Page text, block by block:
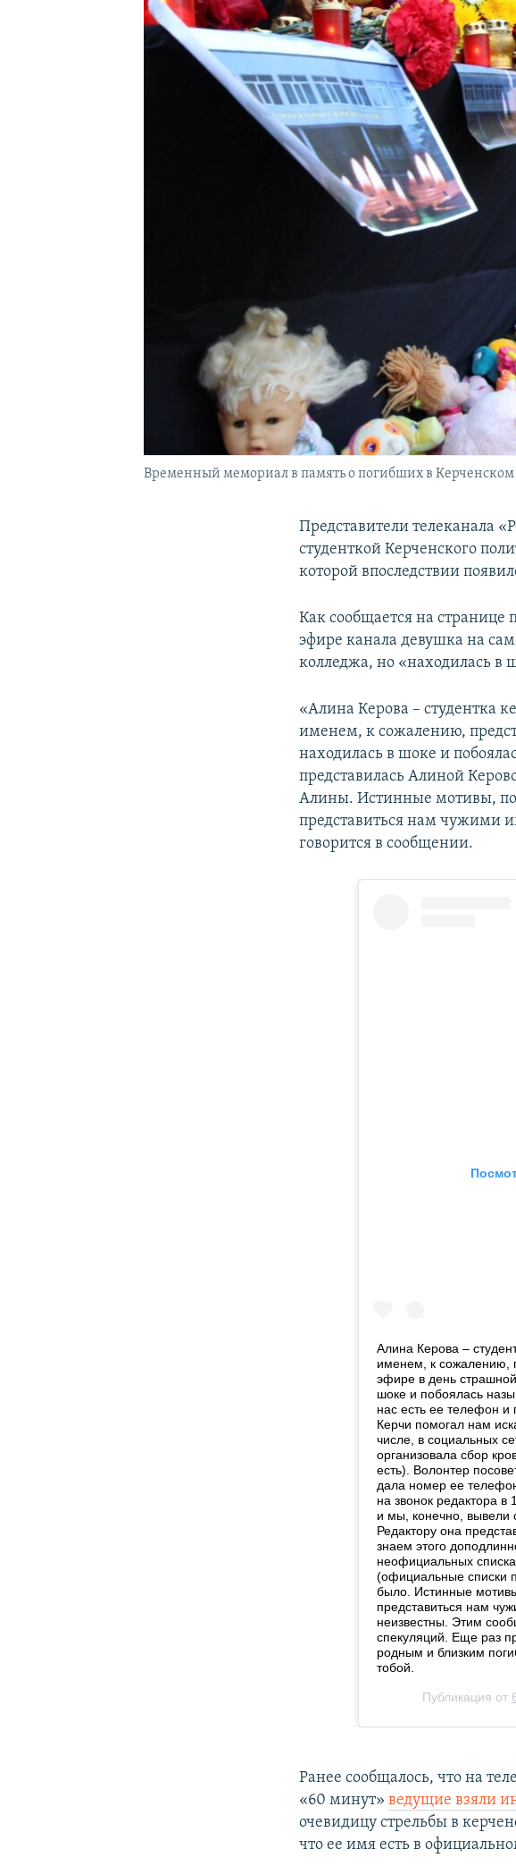
Временный мемориал в память о погибших в
Представители телеканала
студенткой Керченского
которой впоследствии
Как сообщается на
эфире канала девушка на
колледжа, но «находилась в
«Алина Керова – студентка
именем, к сожалению,
находилась в шоке и
представилась Алиной
Алины. Истинные мотивы,
представиться нам чужими
говорится в сообщении.
Ранее сообщалось, что на
«60 минут»ведущие взяли
очевидицу стрельбы в
что ее имя есть в